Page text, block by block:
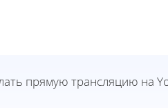
прямую трансляцию на